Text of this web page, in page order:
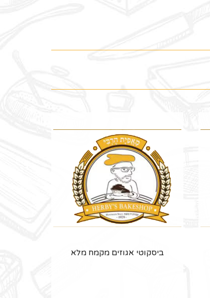
ביסקוטי אגוזים מקמח מלא